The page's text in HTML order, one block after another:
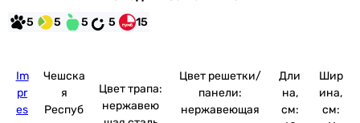
5 5 5 5 15
Im
pr
es
Чешска
я
Респуб
Цвет трапа:
нержавею
Цвет решетки/
панели:
нержавеющая
Дли
на,
см:
Шир
ина,
см: